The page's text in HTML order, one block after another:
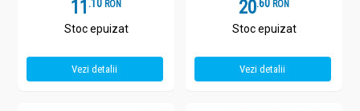
11 .1 RON
Stoc epuizat
Vezi detalii
20.6 RON
Stoc epuizat
Vezi detalii